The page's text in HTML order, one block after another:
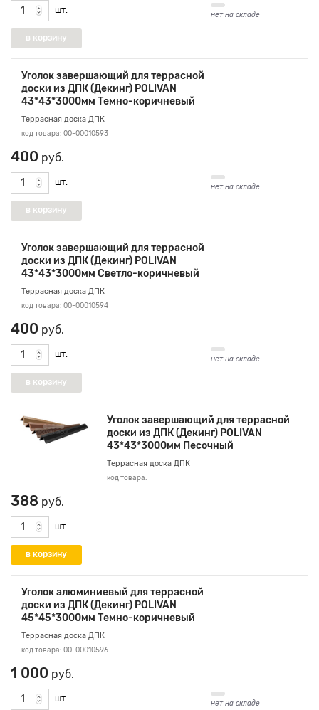
шт. нет на складе
Уголок завершающий для террасной
доски из ДПК (Декинг) POLIVAN
43*43*3000мм Темно-коричневый
Террасная доска ДПК
код товара: 00-00010593
400 руб.
шт. нет на складе
Уголок завершающий для террасной
доски из ДПК (Декинг) POLIVAN
43*43*3000мм Светло-коричневый
Террасная доска ДПК
код товара: 00-00010594
400 руб.
шт. нет на складе
Уголок завершающий для террасной
доски из ДПК (Декинг) POLIVAN
43*43*3000мм Песочный
Террасная доска ДПК
код товара:
388 руб.
шт.
Уголок алюминиевый для террасной
доски из ДПК (Декинг) POLIVAN
45*45*3000мм Темно-коричневый
Террасная доска ДПК
код товара: 00-00010596
1 000 руб.
шт. нет на складе